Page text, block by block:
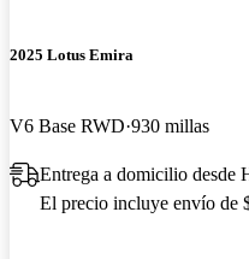
2025 Lotus Emira
V6 Base RWD 930 millas
Entrega a domicilio desde
El precio incluye envío de